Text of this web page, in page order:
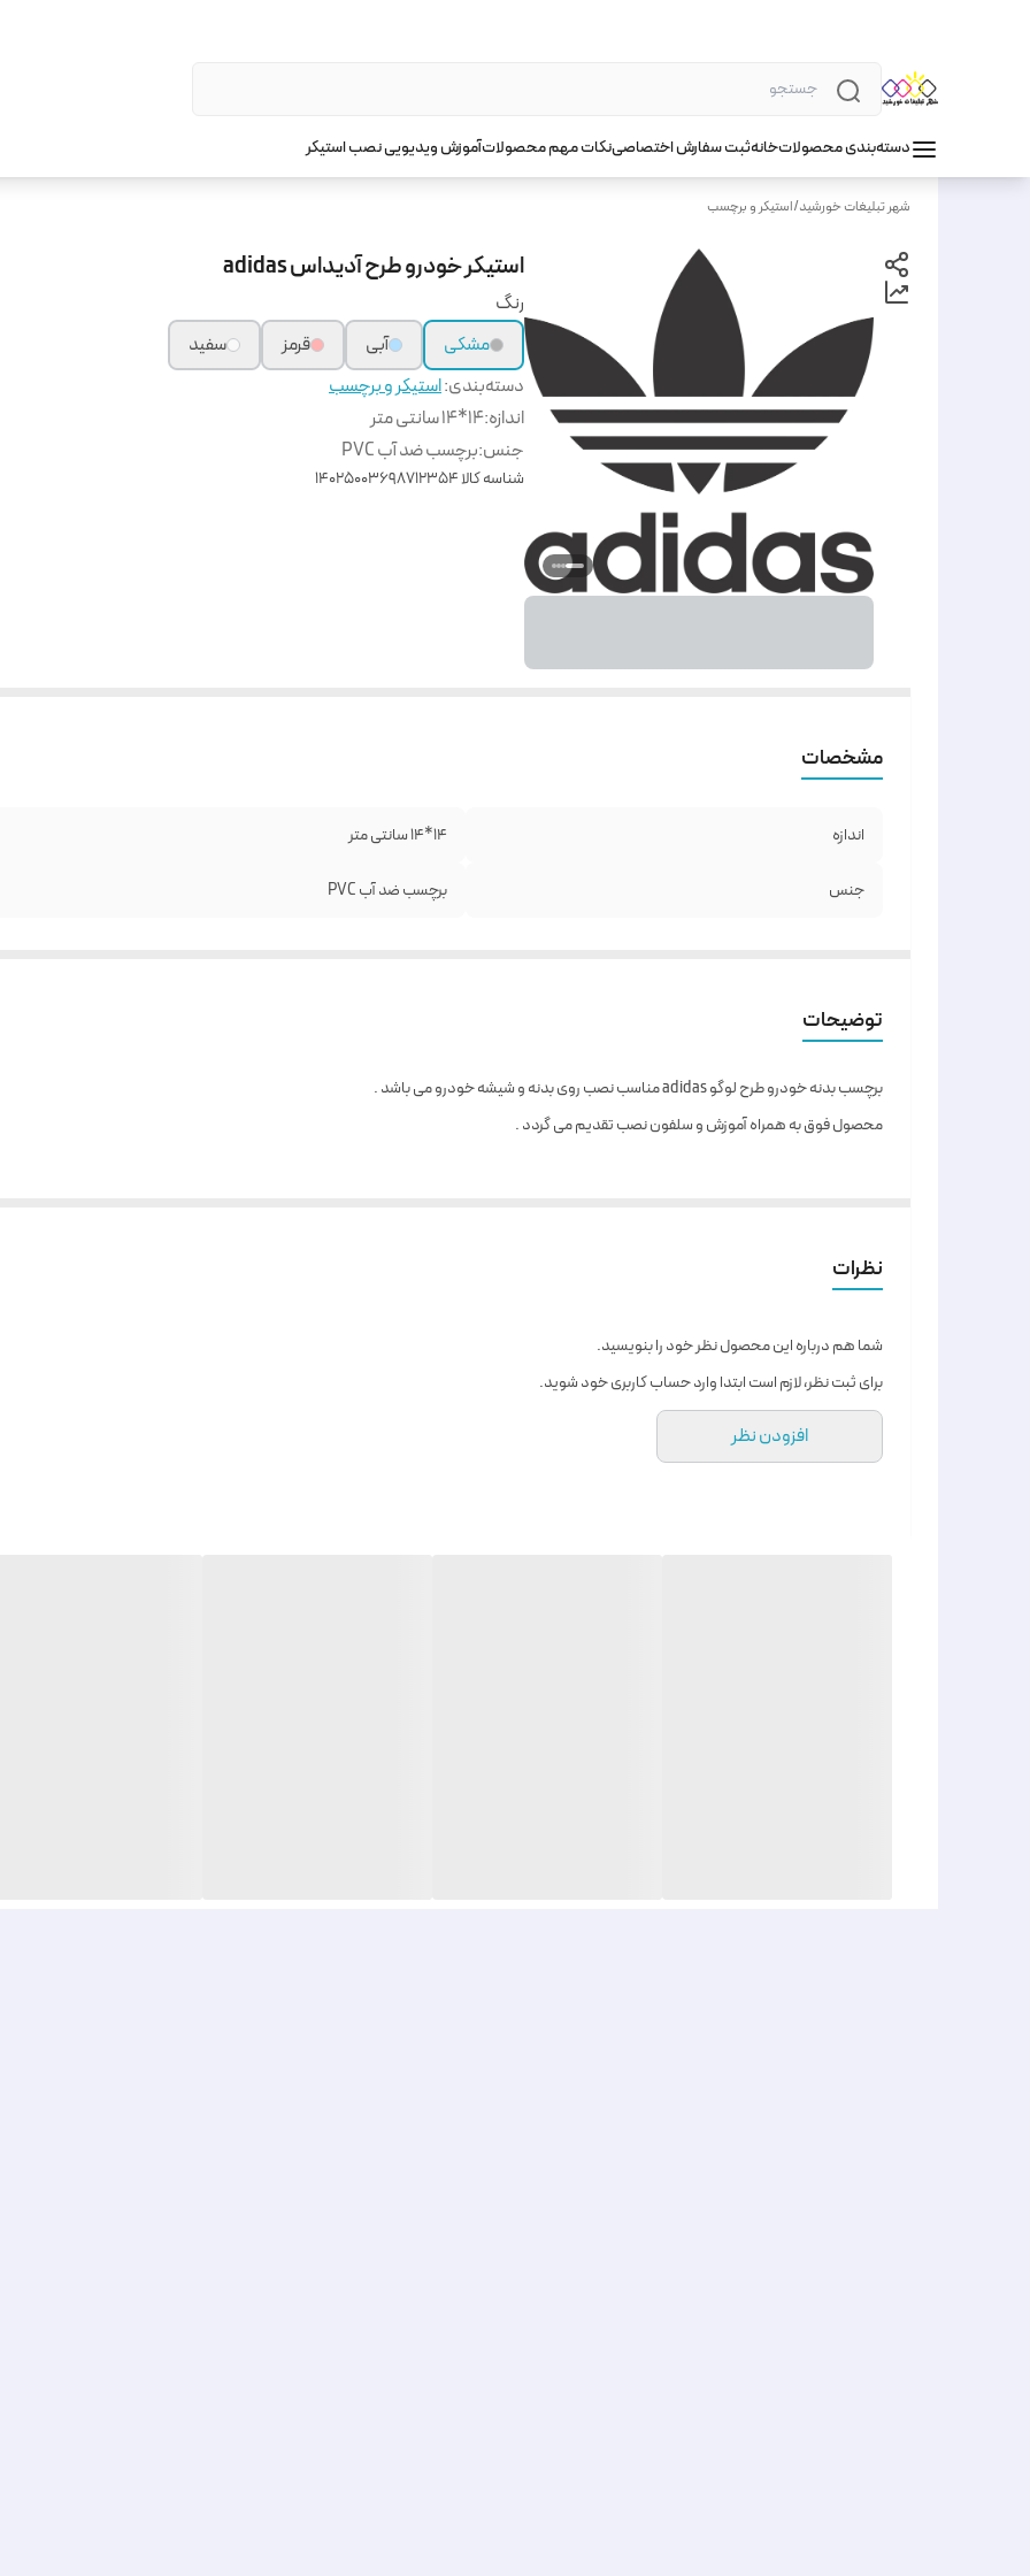
دسته‌بندی محصولاتخانهثبت سفارش اختصاصینکات مهم محصولاتآموزش ویدیویی نصب استیکر
شهر تبلیغات خورشید/استیکر و برچسب
استیکر خودرو طرح آدیداس adidas
رنگ
مشکی
آبی قرمز
سفید
دسته‌بندی:استیکر و برچسب
اندازه:14*14 سانتی متر
جنس:برچسب ضد آب PVC
شناسه کالا14025003698712354
مشخصات
اندازه 14*14 سانتی متر
جنس برچسب ضد آب PVC
توضیحات
برچسب بدنه خودرو طرح لوگو adidas مناسب نصب روی بدنه و شیشه خودرو می باشد .
محصول فوق به همراه آموزش و سلفون نصب تقدیم می گردد .
نظرات
شما هم درباره این محصول نظر خود را بنویسید.
برای ثبت نظر، لازم است ابتدا وارد حساب کاربری خود شوید.
افزودن نظر